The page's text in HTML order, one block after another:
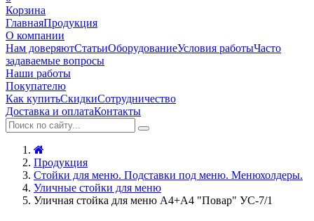
Корзина
ГлавнаяПродукция
О компании
Нам доверяютСтатьиОборудованиеУсловия работыЧасто
задаваемые вопросы
Наши работы
Покупателю
Как купитьСкидкиСотрудничество
Доставка и оплатаКонтакты
Продукция
Стойки для меню. Подставки под меню. Менюхолдеры.
Уличные стойки для меню
Уличная стойка для меню А4+А4 "Повар" УС-7/1